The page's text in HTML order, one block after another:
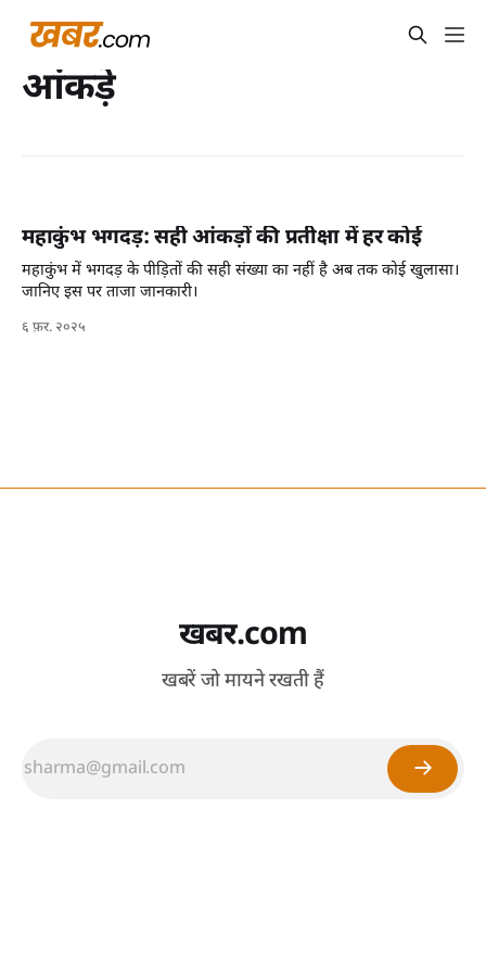
आंकड़े
महाकुंभ भगदड़: सही आंकड़ों की प्रतीक्षा में हर कोई
महाकुंभ में भगदड़ के पीड़ितों की सही संख्या का नहीं है अब तक कोई खुलासा।
जानिए इस पर ताजा जानकारी।
६ फ़र. २०२५
खबर.com
खबरें जो मायने रखती हैं